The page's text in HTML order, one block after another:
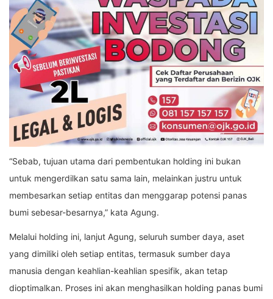
“Sebab, tujuan utama dari pembentukan holding ini bukan
untuk mengerdilkan satu sama lain, melainkan justru untuk
membesarkan setiap entitas dan menggarap potensi panas
bumi sebesar-besarnya,” kata Agung.
Melalui holding ini, lanjut Agung, seluruh sumber daya, aset
yang dimiliki oleh setiap entitas, termasuk sumber daya
manusia dengan keahlian-keahlian spesifik, akan tetap
dioptimalkan. Proses ini akan menghasilkan holding panas bumi